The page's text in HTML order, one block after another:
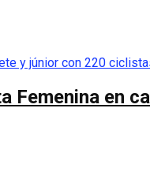
Femenina en